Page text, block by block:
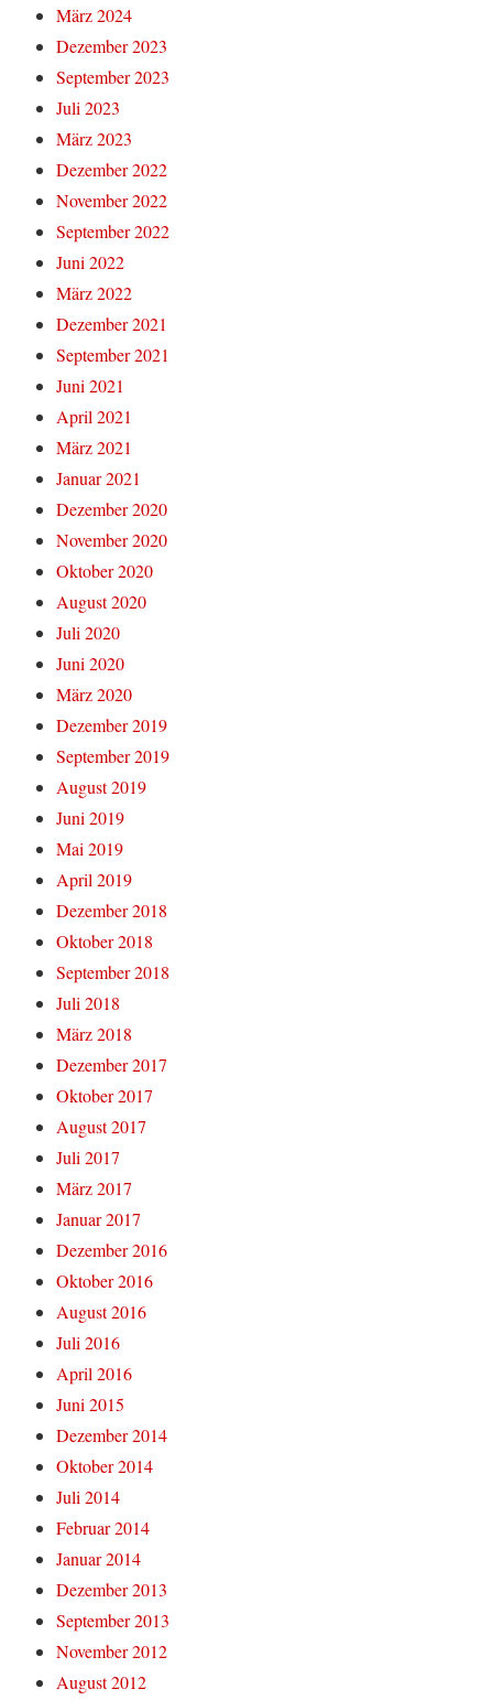
März 2024
Dezember 2023
September 2023
Juli 2023
März 2023
Dezember 2022
November 2022
September 2022
Juni 2022
März 2022
Dezember 2021
September 2021
Juni 2021
April 2021
März 2021
Januar 2021
Dezember 2020
November 2020
Oktober 2020
August 2020
Juli 2020
Juni 2020
März 2020
Dezember 2019
September 2019
August 2019
Juni 2019
Mai 2019
April 2019
Dezember 2018
Oktober 2018
September 2018
Juli 2018
März 2018
Dezember 2017
Oktober 2017
August 2017
Juli 2017
März 2017
Januar 2017
Dezember 2016
Oktober 2016
August 2016
Juli 2016
April 2016
Juni 2015
Dezember 2014
Oktober 2014
Juli 2014
Februar 2014
Januar 2014
Dezember 2013
September 2013
November 2012
August 2012